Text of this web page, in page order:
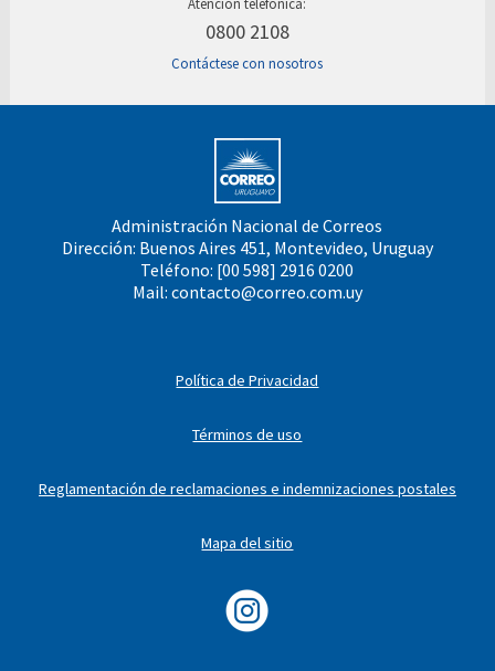
Atención telefónica:
0800 2108
Contáctese con nosotros
Administración Nacional de Correos
Dirección: Buenos Aires 451, Montevideo, Uruguay
Teléfono: [00 598] 2916 0200
Mail: contacto@correo.com.uy
Política de Privacidad
Términos de uso
Reglamentación de reclamaciones e indemnizaciones postales
Mapa del sitio